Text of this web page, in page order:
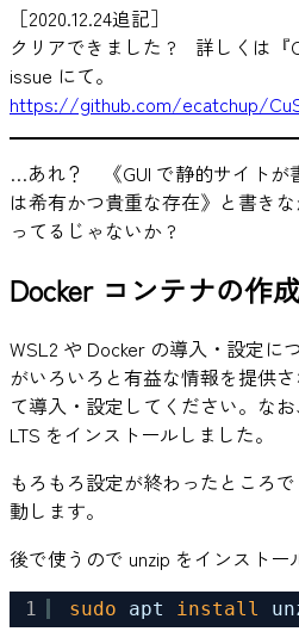
［2020.12.24追記］
クリアできました ? 詳しくは『
issue にて。
https://github.com/ecatchup/
…あれ？ 《GUI で静的サイトが
は希有かつ貴重な存在》と書き
ってるじゃないか ?
Docker コンテナの作
WSL2 や Docker の導入・設定に
がいろいろと有益な情報を提供
て導入・設定してください。な
LTS をインストールしました。
もろもろ設定が終わったところ
動します。
後で使うので unzip をインストー
1 sudo apt install